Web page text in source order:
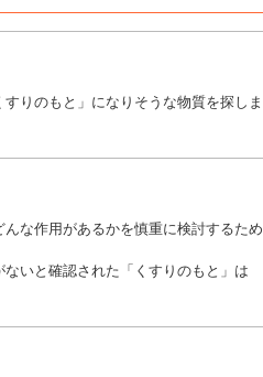
りのもと」になりそうな物質を探しま
な作用があるかを慎重に検討するため
いと確認された「くすりのもと」は